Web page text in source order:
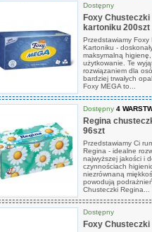
Dostępny
Foxy Chusteczki
kartoniku 200szt
Przedstawiamy Foxy
Kartoniku -
maksymalną
użytkowanie. Te
rozwiązaniem dla
bardziej trwałych
Foxy MEGA to...
Dostępny 4
Regina
96szt
Przedstawiamy Ci
Regina - idealne
najwyższej jakości i
czynnościach
niezrównaną
powodują
Chusteczki Regina...
Dostępny
Foxy